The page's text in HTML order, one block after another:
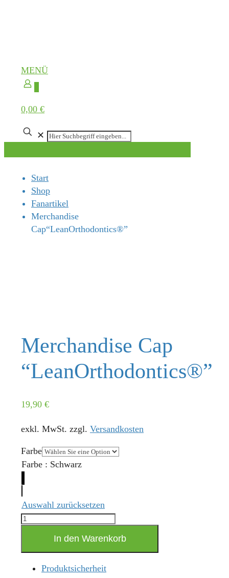
MENÜ
0,00 €
✕
Start
Shop
Fanartikel
Merchandise
Cap“LeanOrthodontics®”
Merchandise Cap
“LeanOrthodontics®”
19,90 €
exkl. MwSt. zzgl. Versandkosten
Farbe
Farbe : Schwarz
Auswahl zurücksetzen
Merchandise
In den Warenkorb
Produktsicherheit